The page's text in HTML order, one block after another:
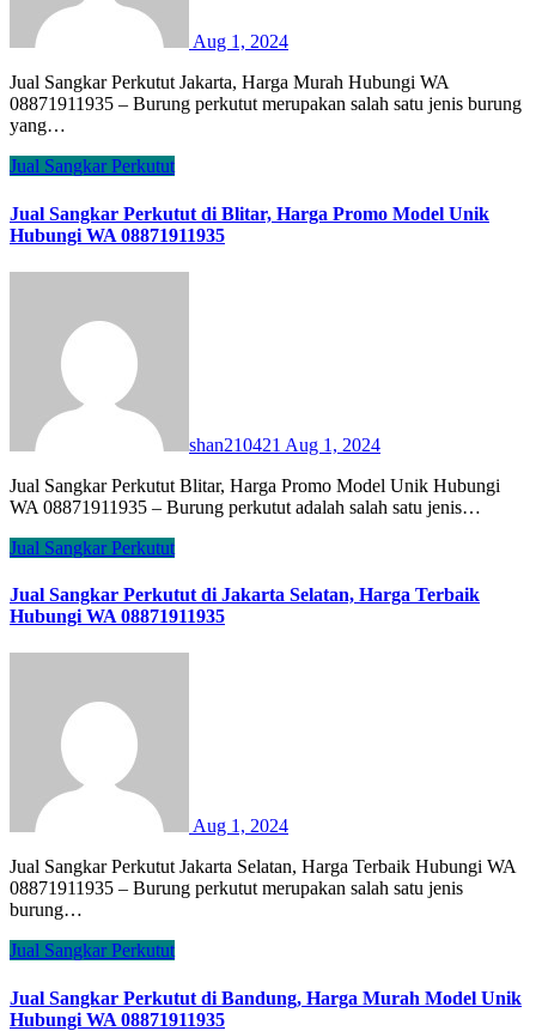
Aug 1, 2024
Jual Sangkar Perkutut Jakarta, Harga Murah Hubungi WA
08871911935 – Burung perkutut merupakan salah satu jenis burung
yang…
Jual Sangkar Perkutut
Jual Sangkar Perkutut di Blitar, Harga Promo Model Unik
Hubungi WA 08871911935
shan210421 Aug 1, 2024
Jual Sangkar Perkutut Blitar, Harga Promo Model Unik Hubungi
WA 08871911935 – Burung perkutut adalah salah satu jenis…
Jual Sangkar Perkutut
Jual Sangkar Perkutut di Jakarta Selatan, Harga Terbaik
Hubungi WA 08871911935
Aug 1, 2024
Jual Sangkar Perkutut Jakarta Selatan, Harga Terbaik Hubungi WA
08871911935 – Burung perkutut merupakan salah satu jenis
burung…
Jual Sangkar Perkutut
Jual Sangkar Perkutut di Bandung, Harga Murah Model Unik
Hubungi WA 08871911935